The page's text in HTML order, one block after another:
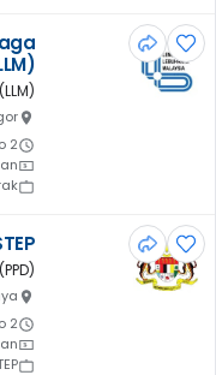
2 months ago
2 months ago